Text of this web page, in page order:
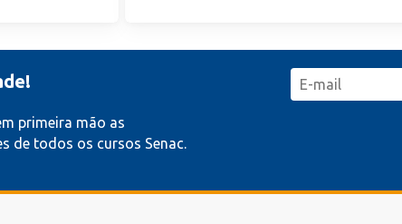
primeira mão as
de todos os cursos Senac.